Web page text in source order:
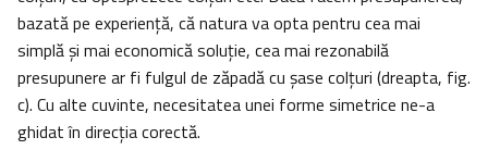
bazată pe experienţă, că natura va opta pentru cea mai
simplă şi mai economică soluţie, cea mai rezonabilă
presupunere ar fi fulgul de zăpadă cu şase colţuri (dreapta, fig.
c). Cu alte cuvinte, necesitatea unei forme simetrice ne-a
ghidat în direcţia corectă.